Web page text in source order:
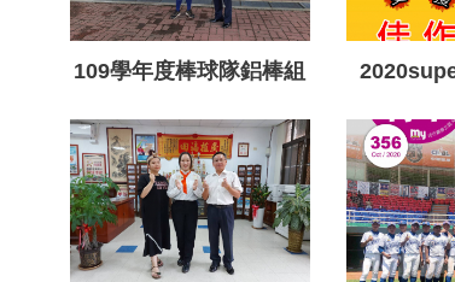
109學年度棒球隊鋁棒組
授旗 超級調酒
酒大